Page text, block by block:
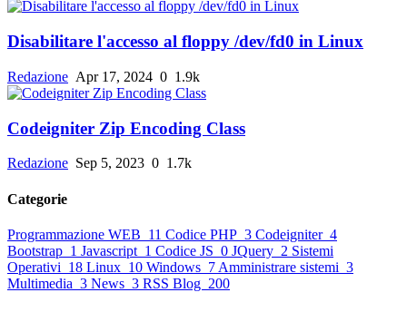
Disabilitare l'accesso al floppy /dev/fd0 in Linux
Redazione Apr 17, 2024 0 1.9k
Codeigniter Zip Encoding Class
Redazione Sep 5, 2023 0 1.7k
Categorie
Programmazione WEB 11 Codice PHP 3 Codeigniter 4
Bootstrap 1 Javascript 1 Codice JS 0 JQuery 2 Sistemi
Operativi 18 Linux 10 Windows 7 Amministrare sistemi 3
Multimedia 3 News 3 RSS Blog 200